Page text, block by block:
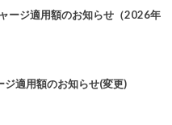
ージ適用額のお知らせ（2026年
適用額のお知らせ(変更)